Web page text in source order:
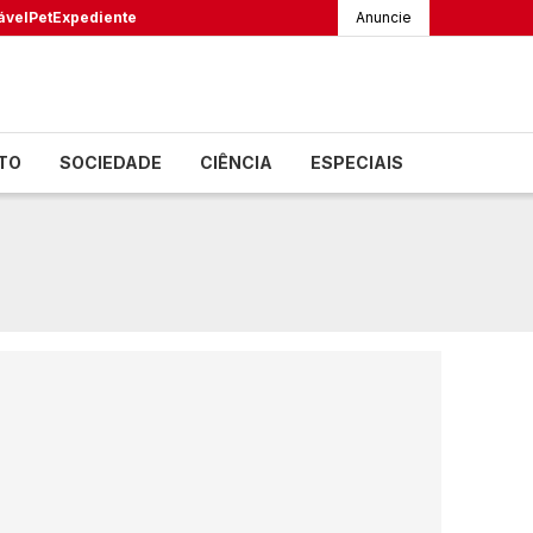
PetExpediente Anuncie
SOCIEDADE CIÊNCIA ESPECIAIS